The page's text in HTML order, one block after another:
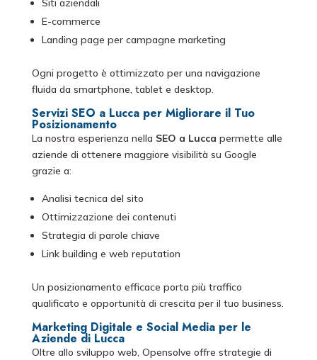
Siti aziendali
E-commerce
Landing page per campagne marketing
Ogni progetto è ottimizzato per una navigazione
fluida da smartphone, tablet e desktop.
Servizi SEO a Lucca per Migliorare il Tuo
Posizionamento
La nostra esperienza nella SEO a Lucca permette alle
aziende di ottenere maggiore visibilità su Google
grazie a:
Analisi tecnica del sito
Ottimizzazione dei contenuti
Strategia di parole chiave
Link building e web reputation
Un posizionamento efficace porta più traffico
qualificato e opportunità di crescita per il tuo business.
Marketing Digitale e Social Media per le
Aziende di Lucca
Oltre allo sviluppo web, Opensolve offre strategie di